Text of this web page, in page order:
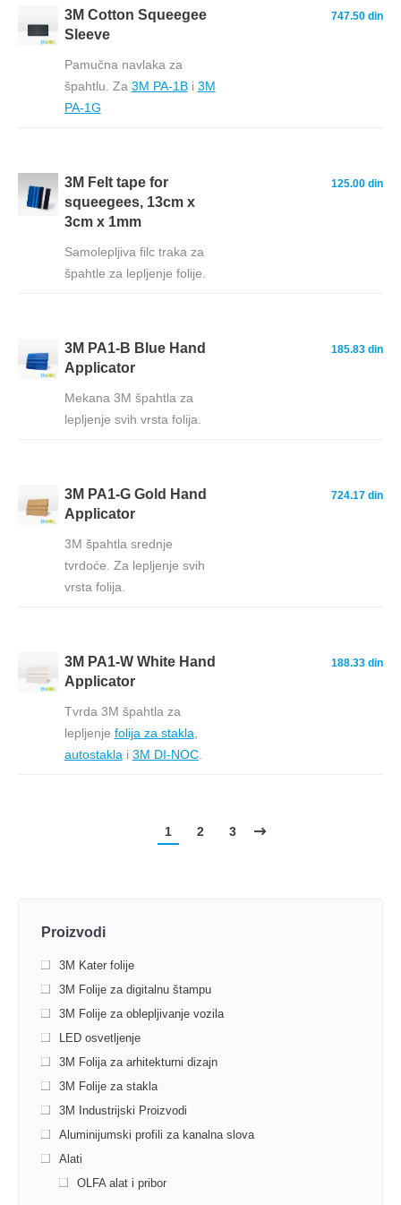
3M Cotton Squeegee
Sleeve
Pamučna navlaka za
špahtlu. Za 3M PA-1Bi 3M
PA-1G
747.50 din
3M Felt tape for
squeegees, 13cm x
3cm x 1mm
Samolepljiva filc traka za
špahtle za lepljenje folije.
125.00 din
3M PA1-B Blue Hand
Applicator
Mekana 3M špahtla za
lepljenje svih vrsta folija.
185.83 din
3M PA1-G Gold Hand
Applicator
3M špahtla srednje
tvrdoće. Za lepljenje svih
vrsta folija.
724.17 din
3M PA1-W White Hand
Applicator
Tvrda 3M špahtla za
lepljenje folija za stakla
autostakla i 3M DI-NOC.
188.33 din
1 2 3
Proizvodi
3M Kater folije
3M Folije za digitalnu štampu
3M Folije za oblepljivanje vozila
LED osvetljenje
3M Folija za arhitekturni dizajn
3M Folije za stakla
3M Industrijski Proizvodi
Aluminijumski profili za kanalna slova
Alati
OLFA alat i pribor